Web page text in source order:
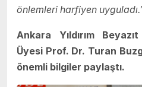
önlemleri harfiyen
Ankara Yıldırım
Üyesi Prof. Dr. Turan
önemli bilgiler paylaştı.